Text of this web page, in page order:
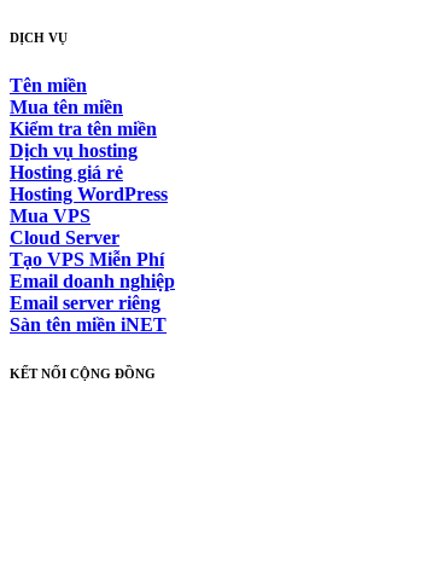
DỊCH VỤ
Tên miền
Mua tên miền
Kiểm tra tên miền
Dịch vụ hosting
Hosting giá rẻ
Hosting WordPress
Mua VPS
Cloud Server
Tạo VPS Miễn Phí
Email doanh nghiệp
Email server riêng
Sàn tên miền iNET
KẾT NỐI CỘNG ĐỒNG